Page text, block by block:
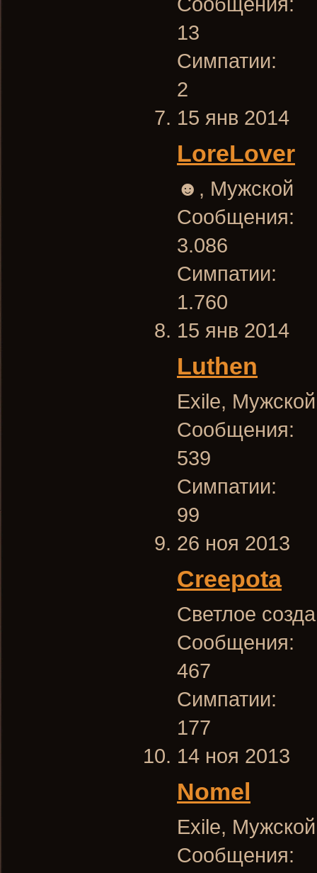
13
Симпатии:
2
15 янв 2014
LoreLover
☻ , Мужской
Сообщения:
3.086
Симпатии:
1.760
15 янв 2014
Luthen
Exile,
Сообщения:
539
Симпатии:
99
26 ноя 2013
Creepota
Светлое
Сообщения:
467
Симпатии:
177
14 ноя 2013
Nomel
Exile,
Сообщения: